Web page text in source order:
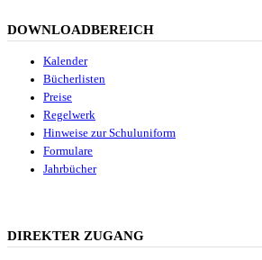
DOWNLOADBEREICH
Kalender
Bücherlisten
Preise
Regelwerk
Hinweise zur Schuluniform
Formulare
Jahrbücher
DIREKTER ZUGANG